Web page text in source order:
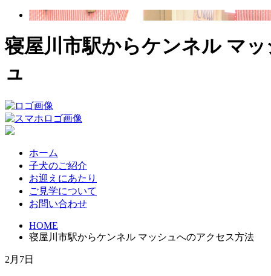
寝屋川市駅からケンネル マ
ュ
ホーム
子犬のご紹介
お迎えにあたり
ご見学について
お問い合わせ
HOME
寝屋川市駅からケンネル マッシュへのアクセス方法
2月7日